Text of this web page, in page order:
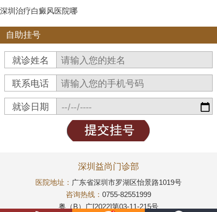
深圳治疗白癜风医院哪
自助挂号
就诊姓名
联系电话
就诊日期
深圳益尚门诊部
医院地址： 广东省深圳市罗湖区怡景路1019号
咨询热线： 0755-82551999
粤（B）广[2022]第03-11-215号